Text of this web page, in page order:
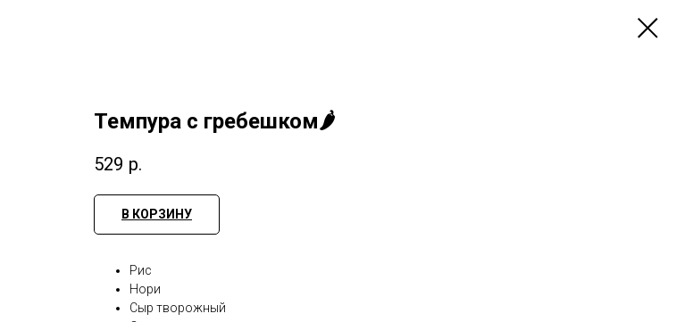
Темпура с гребешком🌶️
529 р.
В КОРЗИНУ
Рис
Нори
Сыр творожный